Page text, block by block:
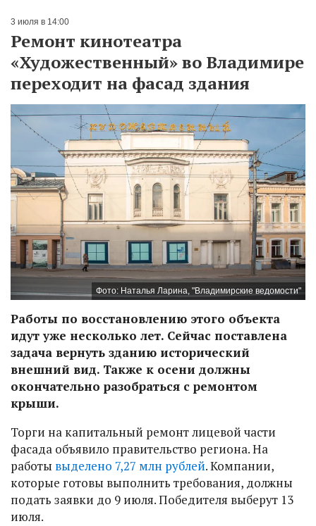
3 июля в 14:00
Ремонт кинотеатра
«Художественный» во Владимире
переходит на фасад здания
Фото: Наталья Ларина, "Владимирские ведомости"
Работы по восстановлению этого объекта
идут уже несколько лет. Сейчас поставлена
задача вернуть зданию исторический
внешний вид. Также к осени должны
окончательно разобраться с ремонтом
крыши.
Торги на капитальный ремонт лицевой части
фасада объявило правительство региона. На
работы выделено 7,27 млн рублей. Компании,
которые готовы выполнить требования, должны
подать заявки до 9 июля. Победителя выберут 13
июля.